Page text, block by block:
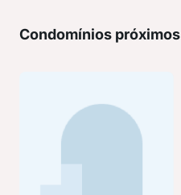
Condomínios próximos